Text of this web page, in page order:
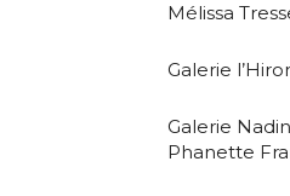
Mélissa
Galerie
Galerie
Phanette